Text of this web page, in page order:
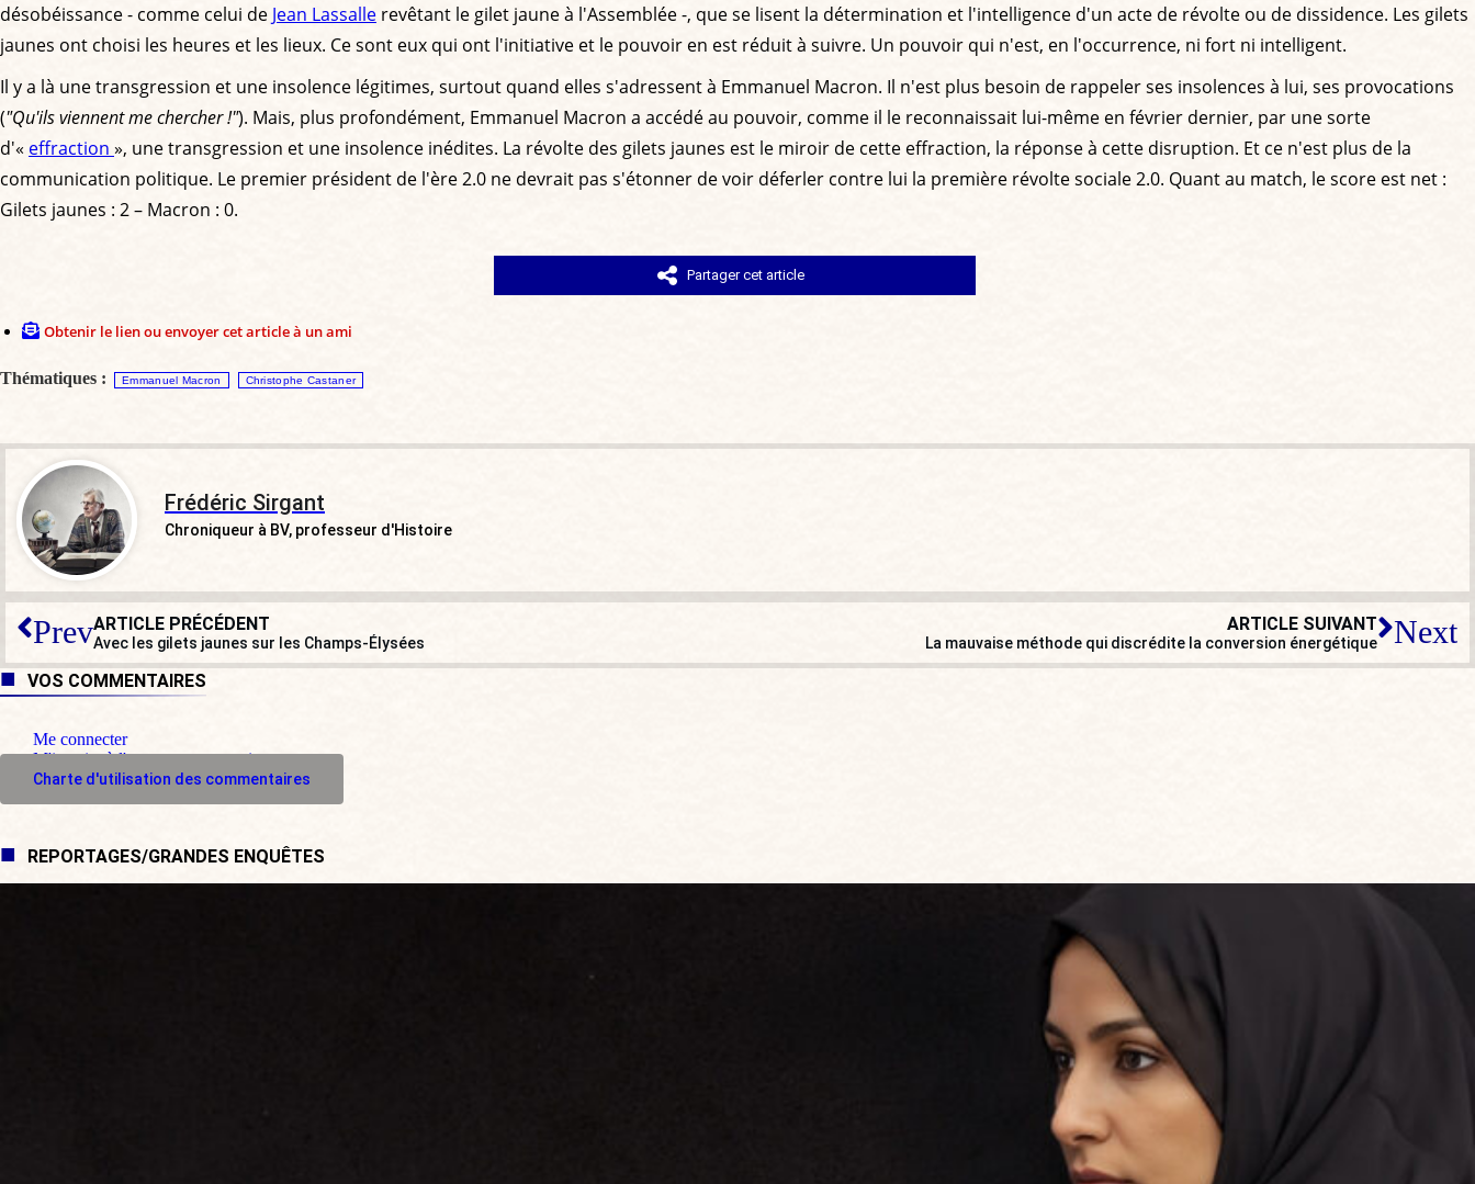
désobéissance - comme celui de Jean Lassalle revêtant le gilet jaune à l'Assemblée -, que se lisent la détermination et l'intelligence d'un acte de révolte ou de dissidence. Les gilets
jaunes ont choisi les heures et les lieux. Ce sont eux qui ont l'initiative et le pouvoir en est réduit à suivre. Un pouvoir qui n'est, en l'occurrence, ni fort ni intelligent.
Il y a là une transgression et une insolence légitimes, surtout quand elles s'adressent à Emmanuel Macron. Il n'est plus besoin de rappeler ses insolences à lui, ses provocations
("Qu'ils viennent me chercher !"). Mais, plus profondément, Emmanuel Macron a accédé au pouvoir, comme il le reconnaissait lui-même en février dernier, par une sorte
d'« effraction », une transgression et une insolence inédites. La révolte des gilets jaunes est le miroir de cette effraction, la réponse à cette disruption. Et ce n'est plus de la
communication politique. Le premier président de l'ère 2.0 ne devrait pas s'étonner de voir déferler contre lui la première révolte sociale 2.0. Quant au match, le score est net :
Gilets jaunes : 2 – Macron : 0.
Partager cet article
Obtenir le lien ou envoyer cet article à un ami
Thématiques : Emmanuel Macron Christophe Castaner
Frédéric Sirgant
Chroniqueur à BV, professeur d'Histoire
PrevARTICLE PRÉCÉDENT
Avec les gilets jaunes sur les Champs-Élysées
ARTICLE SUIVANT
La mauvaise méthode qui discrédite la conversion énergétique Next
VOS COMMENTAIRES
Me connecter
M'inscrire à l'espace commentaire
Charte d'utilisation des commentaires
REPORTAGES/GRANDES ENQUÊTES